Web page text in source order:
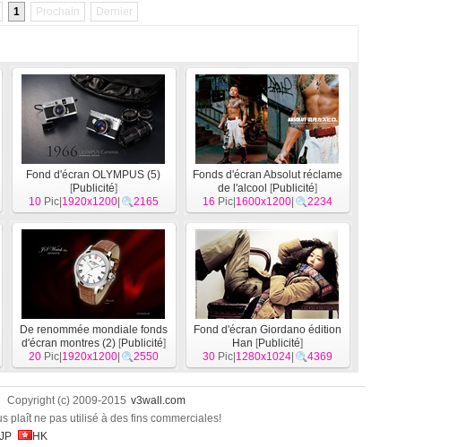
1 Prochain Dernier
Fond d'écran OLYMPUS (5)
[Publicité]
10Pic| 1920x1200| 2165
Fonds d'écran Absolut réclame
de l'alcool [Publicité]
16 Pic| 1600x1200| 2234
De renommée mondiale fonds
d'écran montres (2)[Publicité]
20Pic| 1920x1200| 2550
Fond d'écran Giordano édition
Han [Publicité]
30Pic| 1280x1024| 4369
Copyright (c) 2009-2015 v3wall.com
plaît ne pas utilisé à des fins commerciales!
JP HK